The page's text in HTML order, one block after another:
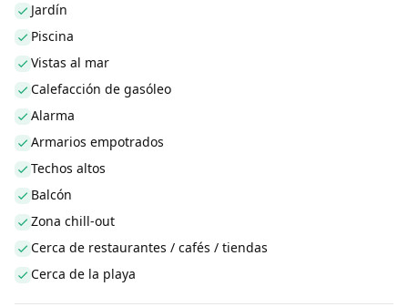
Jardín
Piscina
Vistas al mar
Calefacción de gasóleo
Alarma
Armarios empotrados
Techos altos
Balcón
Zona chill-out
Cerca de restaurantes / cafés / tiendas
Cerca de la playa